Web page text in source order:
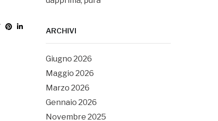
ARCHIVI
Giugno 2026
Maggio 2026
Marzo 2026
Gennaio 2026
Novembre 2025